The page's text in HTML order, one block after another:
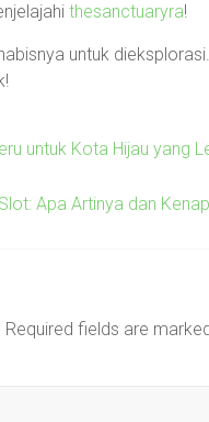
thesanctuaryra!
untuk
untuk Kota Hijau yang
Apa Artinya dan
Required fields are